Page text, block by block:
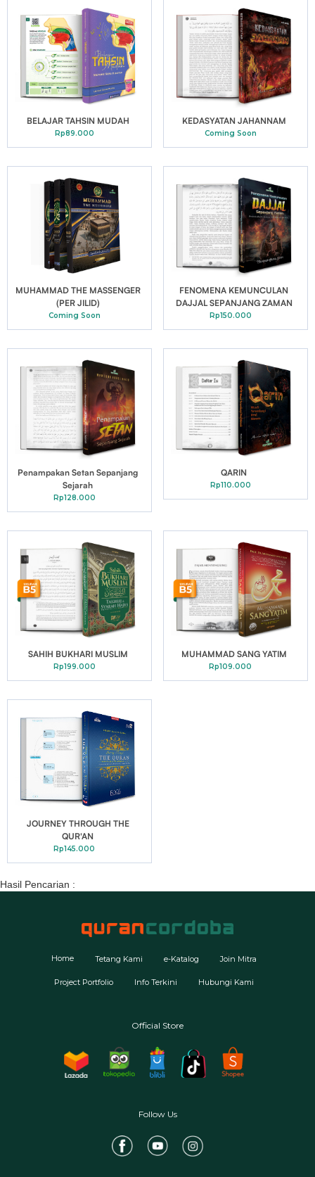
BELAJAR TAHSIN MUDAH
Rp89.000
KEDASYATAN JAHANNAM
Coming Soon
MUHAMMAD THE MASSENGER
(PER JILID)
Coming Soon
FENOMENA KEMUNCULAN
DAJJAL SEPANJANG ZAMAN
Rp150.000
Penampakan Setan Sepanjang
Sejarah
Rp128.000
QARIN
Rp110.000
SAHIH BUKHARI MUSLIM
Rp199.000
MUHAMMAD SANG YATIM
Rp109.000
JOURNEY THROUGH THE
QUR'AN
Rp145.000
Hasil Pencarian :
Home Tetang Kami e-Katalog Join Mitra
Project Portfolio Info Terkini Hubungi Kami
Official Store
Follow Us